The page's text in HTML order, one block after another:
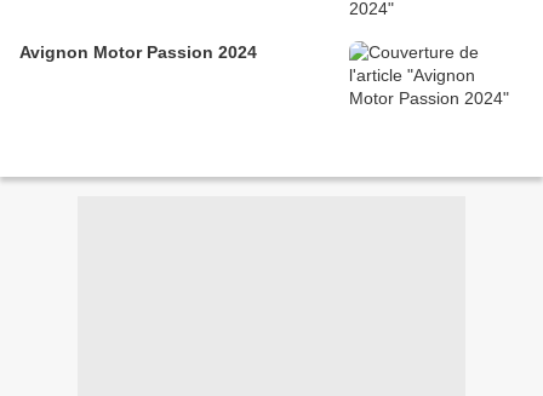
Avignon Motor Passion 2024